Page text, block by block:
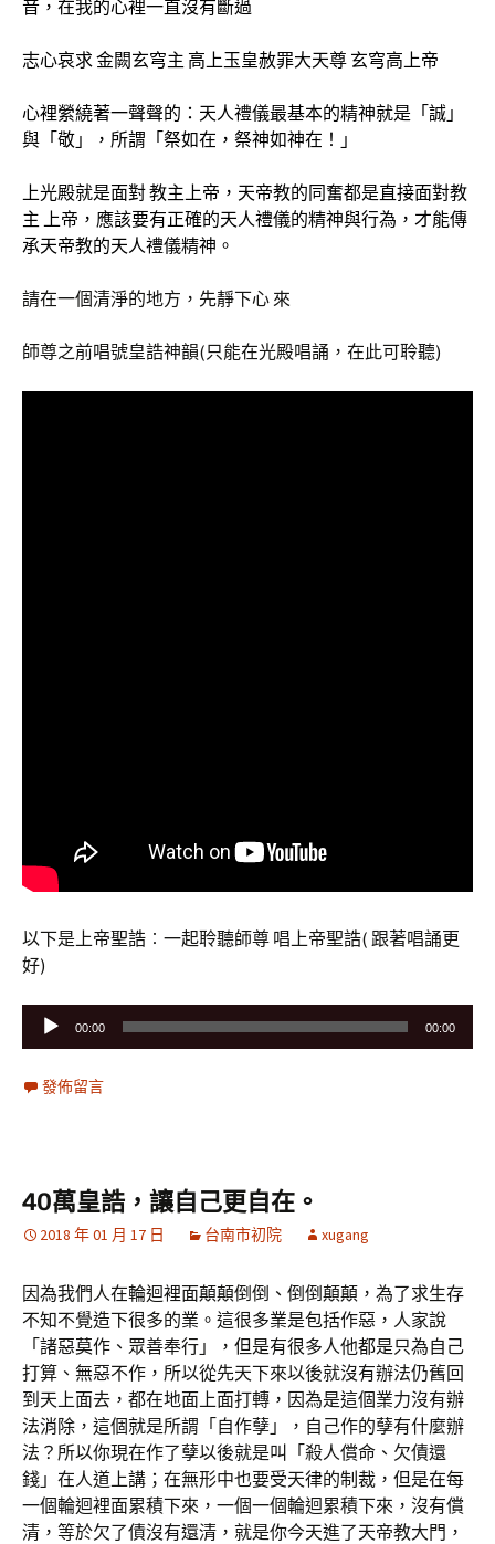
音，在我的心裡一直沒有斷過
志心哀求 金闕玄穹主 高上玉皇赦罪大天尊 玄穹高上帝
心裡縈繞著一聲聲的：天人禮儀最基本的精神就是「誠」
與「敬」，所謂「祭如在，祭神如神在！」
上光殿就是面對 教主上帝，天帝教的同奮都是直接面對教
主 上帝，應該要有正確的天人禮儀的精神與行為，才能傳
承天帝教的天人禮儀精神。
請在一個清淨的地方，先靜下心 來
師尊之前唱號皇誥神韻(只能在光殿唱誦，在此可聆聽)
以下是上帝聖誥︰一起聆聽師尊 唱上帝聖誥( 跟著唱誦更
好)
訊
放
00:00 00:00
發佈留言
40萬皇誥，讓自己更自在。
2018 年 01 月 17 日 台南市初院 xugang
因為我們人在輪迴裡面顛顛倒倒、倒倒顛顛，為了求生存
不知不覺造下很多的業。這很多業是包括作惡，人家說
「諸惡莫作、眾善奉行」，但是有很多人他都是只為自己
打算、無惡不作，所以從先天下來以後就沒有辦法仍舊回
到天上面去，都在地面上面打轉，因為是這個業力沒有辦
法消除，這個就是所謂「自作孽」，自己作的孽有什麼辦
法？所以你現在作了孽以後就是叫「殺人償命、欠債還
錢」在人道上講；在無形中也要受天律的制裁，但是在每
一個輪迴裡面累積下來，一個一個輪迴累積下來，沒有償
清，等於欠了債沒有還清，就是你今天進了天帝教大門，